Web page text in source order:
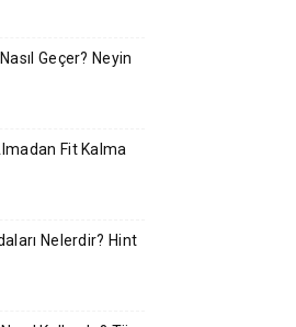
Geçer? Neyin
Fit Kalma
Nelerdir? Hint